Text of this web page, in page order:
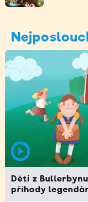
Děti z
příhody